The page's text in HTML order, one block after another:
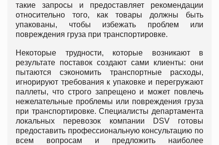
такие запросы и предоставляет рекомендации
относительно того, как товары должны быть
упакованы, чтобы избежать проблем или
повреждения груза при транспортировке.
Некоторые трудности, которые возникают в
результате поставок создают сами клиенты: они
пытаются сэкономить транспортные расходы,
игнорируют требования к упаковке и перегружают
паллеты, что строго запрещено и может повлечь
нежелательные проблемы или повреждения груза
при транспортировке. Специалисты департамента
локальных перевозок компании DSV готовы
предоставить профессиональную консультацию по
всем вопросам и предложить наиболее